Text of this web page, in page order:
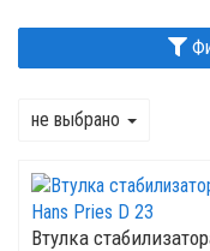
не выбрано
Втулка